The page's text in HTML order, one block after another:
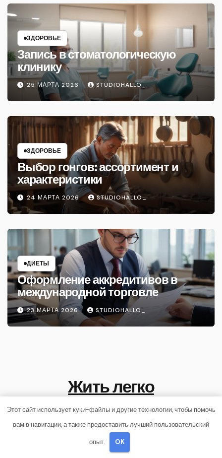
ЗДОРОВЬЕ
Запись в стоматологическую
клинику
25 МАРТА 2026 STUDIOHALLO_
ЗДОРОВЬЕ
Выбор гонгов: ассортимент и
характеристики
24 МАРТА 2026 STUDIOHALLO_
ДИЕТЫ
Оформление аккредитивов в
международной торговле
23 МАРТА 2026 STUDIOHALLO_
Жить легко
Лёгкость жизни
Тема: Newsup, автор
Этот сайт использует куки-файлы и другие технологии, чтобы помочь
вам в навигации, а также предоставить лучший пользовательский
опыт. OK